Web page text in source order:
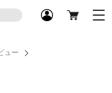
ュー